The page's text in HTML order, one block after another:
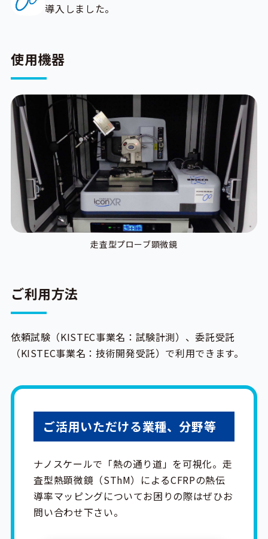
導入しました。
使用機器
走査型プローブ顕微鏡
ご利用方法
依頼試験（KISTEC事業名：試験計測）、委託受託
（KISTEC事業名：技術開発受託）で利用できます。
ご活用いただける業種、分野等
ナノスケールで「熱の通り道」を可視化。走
査型熱顕微鏡（SThM）によるCFRPの熱伝
導率マッピングについてお困りの際はぜひお
問い合わせ下さい。